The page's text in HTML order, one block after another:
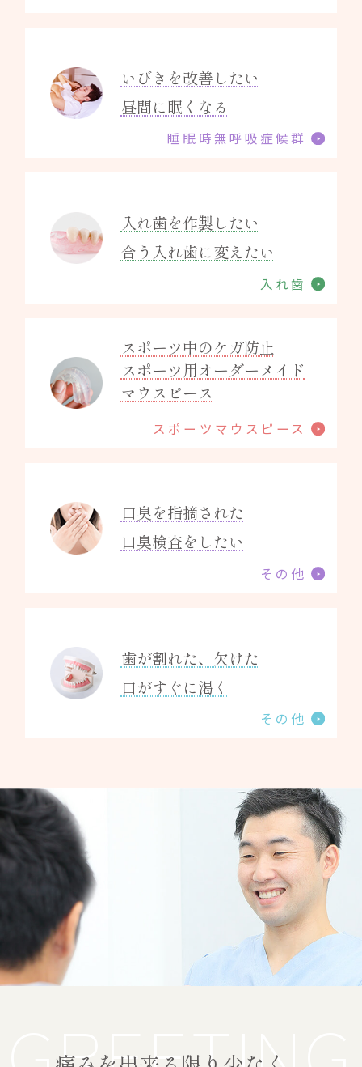
いびきを改善したい
昼間に眠くなる
睡眠時無呼吸症候群
入れ歯を作製したい
合う入れ歯に変えたい
入れ歯
スポーツ中のケガ防止
スポーツ用オーダーメイド
マウスピース
スポーツマウスピース
口臭を指摘された
口臭検査をしたい
その他
歯が割れた、欠けた
口がすぐに渇く
その他